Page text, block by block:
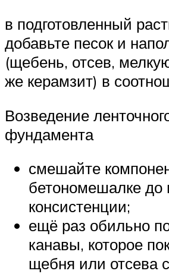
в подготовленный
добавьте песок и
(щебень, отсев,
же керамзит) в
Возведение
фундамента
смешайте
бетономешалке до
консистенции;
ещё раз обильно
канавы, которое
щебня или отсева